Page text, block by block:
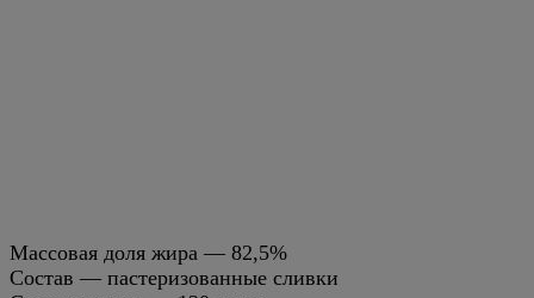
Массовая доля жира — 82,5%
Состав — пастеризованные сливки